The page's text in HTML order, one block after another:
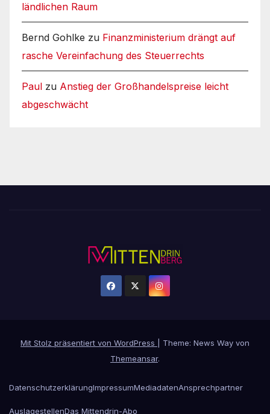
ländlichen Raum
Bernd Gohlke zu Finanzministerium drängt auf
rasche Vereinfachung des Steuerrechts
Paul zu Anstieg der Großhandelspreise leicht
abgeschwächt
Mit Stolz präsentiert von WordPress
Theme: News Way von
Themeansar.
DatenschutzerklärungImpressumMediadatenAnsprechpartner
AuslagestellenDas Mittendrin-Abo